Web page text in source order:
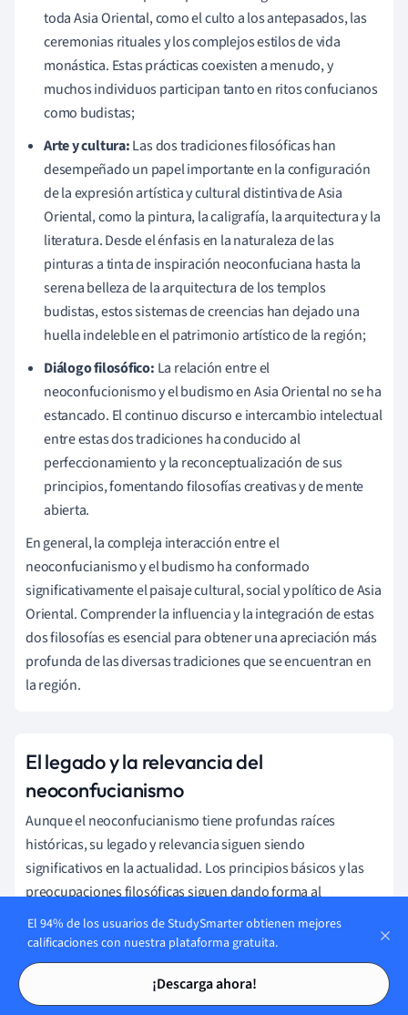
Tarjetas de estudio
Tarjetas de estudio
toda Asia Oriental, como el culto a los antepasados, las
ceremonias rituales y los complejos estilos de vida
monástica. Estas prácticas coexisten a menudo, y
muchos individuos participan tanto en ritos confucianos
como budistas;
Arte y cultura:Las dos tradiciones filosóficas han
desempeñado un papel importante en la configuración
de la expresión artística y cultural distintiva de Asia
Oriental, como la pintura, la caligrafía, la arquitectura y la
literatura. Desde el énfasis en la naturaleza de las
pinturas a tinta de inspiración neoconfuciana hasta la
serena belleza de la arquitectura de los templos
budistas, estos sistemas de creencias han dejado una
huella indeleble en el patrimonio artístico de la región;
Diálogo filosófico: La relación entre el
neoconfucionismo y el budismo en Asia Oriental no se ha
estancado. El continuo discurso e intercambio intelectual
entre estas dos tradiciones ha conducido al
perfeccionamiento y la reconceptualización de sus
principios, fomentando filosofías creativas y de mente
abierta.
En general, la compleja interacción entre el
neoconfucianismo y el budismo ha conformado
significativamente el paisaje cultural, social y político de Asia
Oriental. Comprender la influencia y la integración de estas
dos filosofías es esencial para obtener una apreciación más
profunda de las diversas tradiciones que se encuentran en
la región.
El legado y la relevancia del
neoconfucianismo
Aunque el neoconfucianismo tiene profundas raíces
históricas, su legado y relevancia siguen siendo
significativos en la actualidad. Los principios básicos y las
preocupaciones filosóficas siguen dando forma al
pensamiento contemporáneo y a las prácticas culturales en
Asia Oriental y más allá, proporcionando valiosas
perspectivas y nuevas interpretaciones que desafían las
visiones actuales del mundo y ayudan a salvar la distancia
entre las concepciones antiguas y modernas de la ética, la
El 94% de los usuarios de StudySmarter obtienen mejores
calificaciones con nuestra plataforma gratuita.
¡Descarga ahora!